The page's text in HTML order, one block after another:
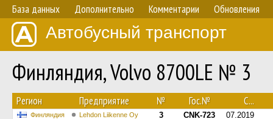
База данных Дополнительно Комментарии Обновления
Автобусный транспорт
Финляндия, Volvo 8700LE № 3
Регион Предприятие № Гос.№ С...
Финляндия Lehdon Liikenne Oy 3 CNK-723 07.2019